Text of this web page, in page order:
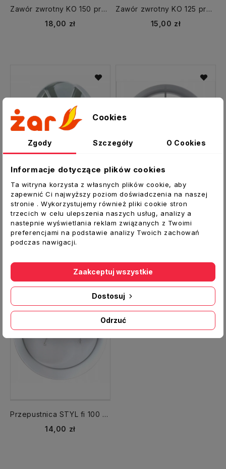
Zawór zwrotny KO 150 przepustnica
18,00 zł
Zawór zwrotny KO 125 przepustnica
15,00 zł
Zawór zwrotny KO 100 przepustnica
14,00 zł
16,00 zł
Przepustnica STYL fi 100 mm zawór zwrotny
14,00 zł
Cookies
Zgody Szczegóły O Cookies
Informacje dotyczące plików cookies
Ta witryna korzysta z własnych plików cookie, aby
zapewnić Ci najwyższy poziom doświadczenia na naszej
stronie . Wykorzystujemy również pliki cookie stron
trzecich w celu ulepszenia naszych usług, analizy a
nastepnie wyświetlania reklam związanych z Twoimi
preferencjami na podstawie analizy Twoich zachowań
podczas nawigacji.
Odrzuć
Dostosuj
Zaakceptuj wszystkie